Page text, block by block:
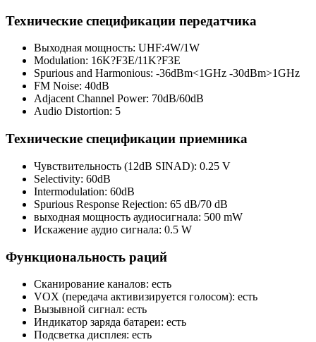
Технические спецификации передатчика
Выходная мощность: UHF:4W/1W
Modulation: 16K?F3E/11K?F3E
Spurious and Harmonious: -36dBm<1GHz -30dBm>1GHz
FM Noise: 40dB
Adjacent Channel Power: 70dB/60dB
Audio Distortion: 5
Технические спецификации приемника
Чувствительность (12dB SINAD): 0.25 V
Selectivity: 60dB
Intermodulation: 60dB
Spurious Response Rejection: 65 dB/70 dB
выходная мощность аудиосигнала: 500 mW
Искажение аудио сигнала: 0.5 W
Функциональность раций
Сканирование каналов: есть
VOX (передача активизируется голосом): есть
Вызывной сигнал: есть
Индикатор заряда батареи: есть
Подсветка дисплея: есть